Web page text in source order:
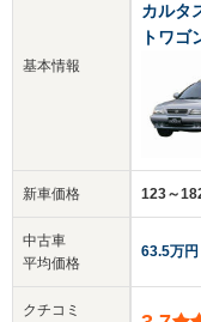
基本情報
新車価格
中古車
平均価格
クチコミ
カルタ
トワゴ
123～
63.5万円